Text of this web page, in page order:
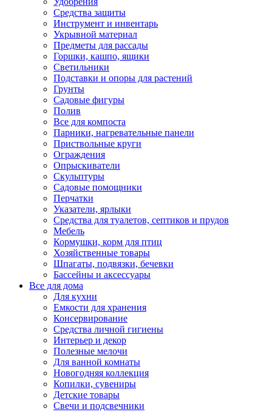
Средства защиты
Инструмент и инвентарь
Укрывной материал
Предметы для рассады
Горшки, кашпо, ящики
Светильники
Подставки и опоры для растений
Грунты
Садовые фигуры
Полив
Все для компоста
Парники, нагревательные панели
Приствольные круги
Ограждения
Опрыскиватели
Скульптуры
Садовые помощники
Перчатки
Указатели, ярлыки
Средства для туалетов, септиков и прудов
Мебель
Кормушки, корм для птиц
Хозяйственные товары
Шпагаты, подвязки, бечевки
Бассейны и аксессуары
Все для дома
Для кухни
Емкости для хранения
Консервирование
Средства личной гигиены
Интерьер и декор
Полезные мелочи
Для ванной комнаты
Новогодняя коллекция
Копилки, сувениры
Детские товары
Свечи и подсвечники